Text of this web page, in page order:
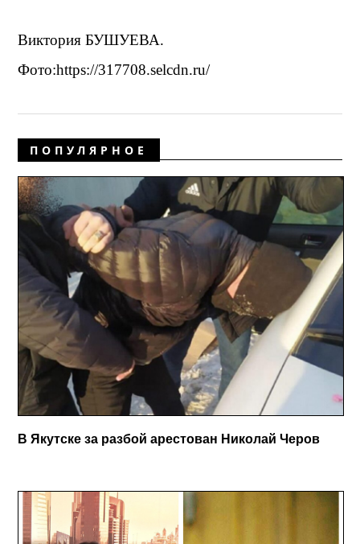
Виктория БУШУЕВА.
Фото:https://317708.selcdn.ru/
ПОПУЛЯРНОЕ
В Якутске за разбой арестован Николай Черов